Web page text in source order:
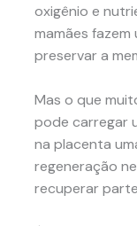
oxigênio e
mamães
preservar a
Mas o que
pode carregar
na placenta
regeneração
recuperar